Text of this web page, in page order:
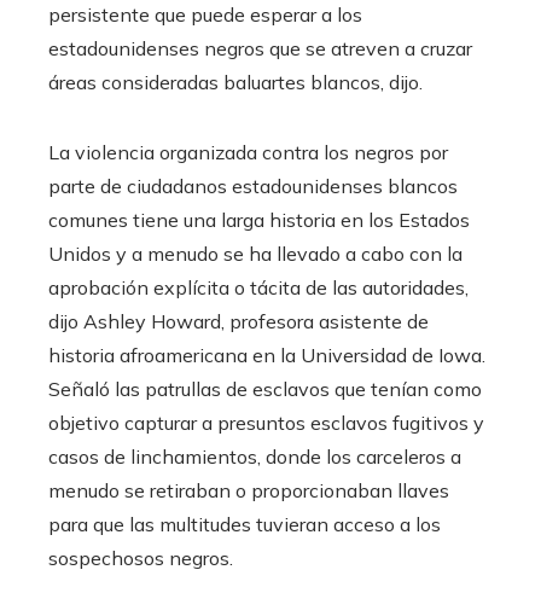
persistente que puede esperar a los
estadounidenses negros que se atreven a cruzar
áreas consideradas baluartes blancos, dijo.
La violencia organizada contra los negros por
parte de ciudadanos estadounidenses blancos
comunes tiene una larga historia en los Estados
Unidos y a menudo se ha llevado a cabo con la
aprobación explícita o tácita de las autoridades,
dijo Ashley Howard, profesora asistente de
historia afroamericana en la Universidad de Iowa.
Señaló las patrullas de esclavos que tenían como
objetivo capturar a presuntos esclavos fugitivos y
casos de linchamientos, donde los carceleros a
menudo se retiraban o proporcionaban llaves
para que las multitudes tuvieran acceso a los
sospechosos negros.